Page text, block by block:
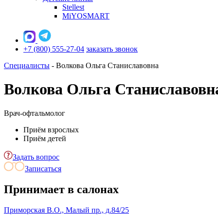
Stellest
MiYOSMART
+7 (800) 555-27-04 заказать звонок
Специалисты - Волкова Ольга Станиславовна
Волкова Ольга
Врач-офтальмолог
Приём взрослых
Приём детей
Задать вопрос
Записаться
Принимает в салонах
Приморская В.О., Малый пр., д.84/25